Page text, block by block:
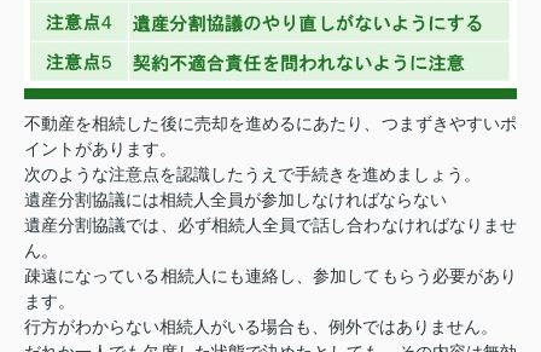
不動産を相続した後に売却を進めるにあたり、つまずきやすいポ
イントがあります。
次のような注意点を認識したうえで手続きを進めましょう。
遺産分割協議には相続人全員が参加しなければならない
遺産分割協議では、必ず相続人全員で話し合わなければなりませ
ん。
疎遠になっている相続人にも連絡し、参加してもらう必要があり
ます。
行方がわからない相続人がいる場合も、例外ではありません。